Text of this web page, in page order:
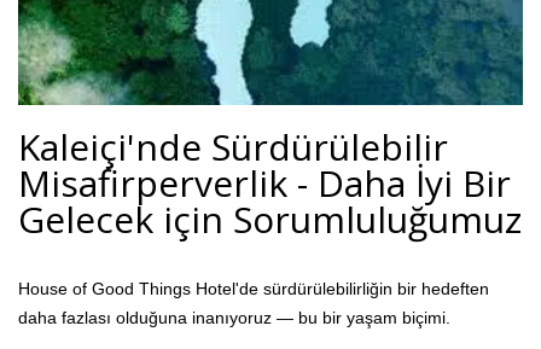
Kaleiçi'nde Sürdürülebilir
Misafirperverlik - Daha İyi Bir
Gelecek için Sorumluluğumuz
House of Good Things Hotel'de sürdürülebilirliğin bir hedeften
daha fazlası olduğuna inanıyoruz — bu bir yaşam biçimi.